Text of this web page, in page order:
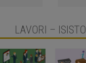
LAVORI – ISISTO